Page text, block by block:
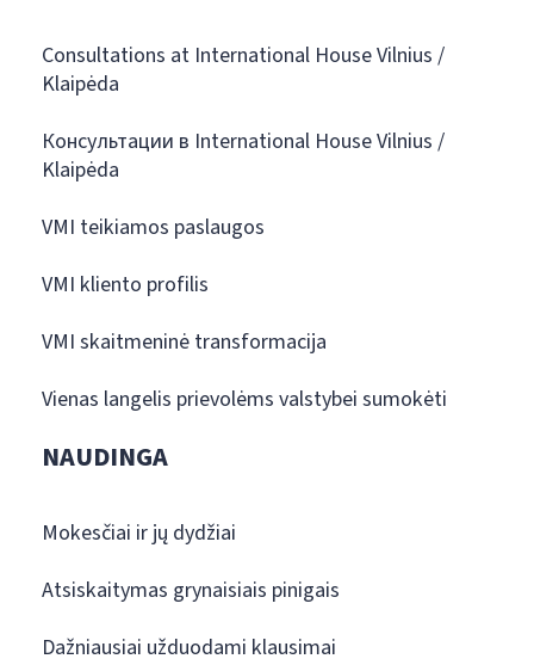
Consultations at International House Vilnius /
Klaipėda
Консультации в International House Vilnius /
Klaipėda
VMI teikiamos paslaugos
VMI kliento profilis
VMI skaitmeninė transformacija
Vienas langelis prievolėms valstybei sumokėti
NAUDINGA
Mokesčiai ir jų dydžiai
Atsiskaitymas grynaisiais pinigais
Dažniausiai užduodami klausimai